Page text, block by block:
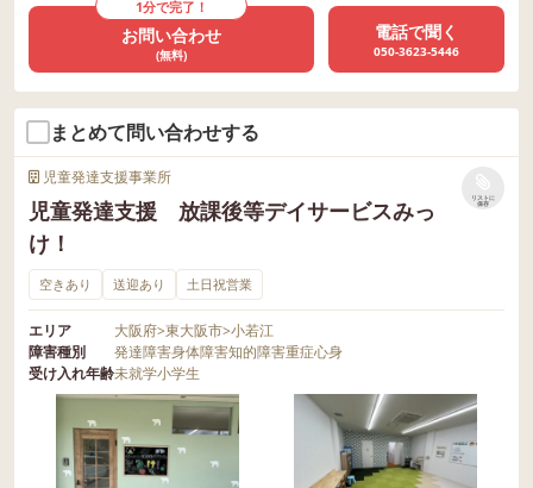
1分で完了！
お問い合わせ
(無料)
電話で聞く
050-3623-5446
まとめて問い合わせする
児童発達支援事業所
児童発達支援 放課後等デイサービスみっ
け！
リストに
保存
空きあり 送迎あり 土日祝営業
エリア 大阪府>東大阪市>小若江
障害種別
発達障害身体障害知的障害重症心身
受け入れ年齢未就学小学生